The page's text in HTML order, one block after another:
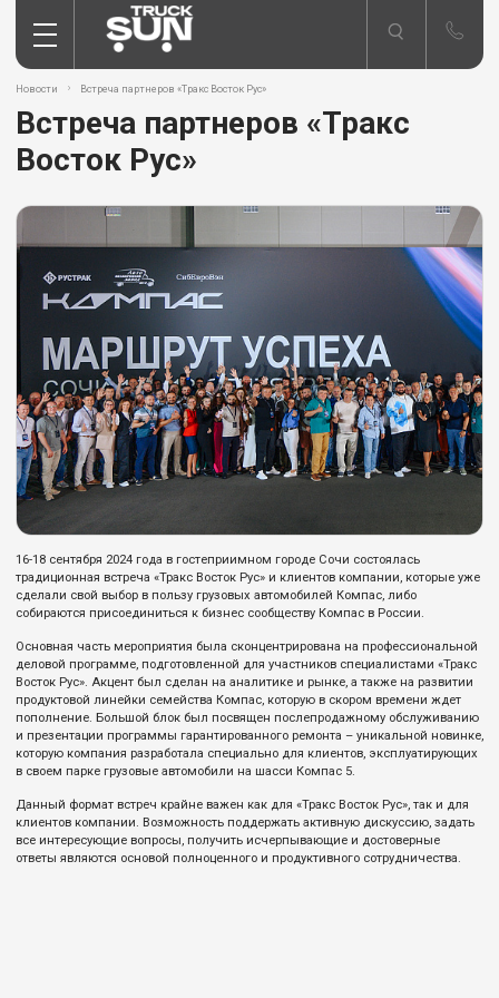
Новости Встреча партнеров «Тракс Восток Рус»
Встреча партнеров «Тракс
Восток Рус»
16-18 сентября 2024 года в гостеприимном городе Сочи состоялась
традиционная встреча «Тракс Восток Рус» и клиентов компании, которые уже
сделали свой выбор в пользу грузовых автомобилей Компас, либо
собираются присоединиться к бизнес сообществу Компас в России.
Основная часть мероприятия была сконцентрирована на профессиональной
деловой программе, подготовленной для участников специалистами «Тракс
Восток Рус». Акцент был сделан на аналитике и рынке, а также на развитии
продуктовой линейки семейства Компас, которую в скором времени ждет
пополнение. Большой блок был посвящен послепродажному обслуживанию
и презентации программы гарантированного ремонта – уникальной новинке,
которую компания разработала специально для клиентов, эксплуатирующих
в своем парке грузовые автомобили на шасси Компас 5.
Данный формат встреч крайне важен как для «Тракс Восток Рус», так и для
клиентов компании. Возможность поддержать активную дискуссию, задать
все интересующие вопросы, получить исчерпывающие и достоверные
ответы являются основой полноценного и продуктивного сотрудничества.